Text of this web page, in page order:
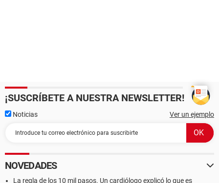
¡SUSCRÍBETE A NUESTRA NEWSLETTER!
Noticias Ver un ejemplo
NOVEDADES
La regla de los 10 mil pasos. Un cardiólogo explicó lo que es